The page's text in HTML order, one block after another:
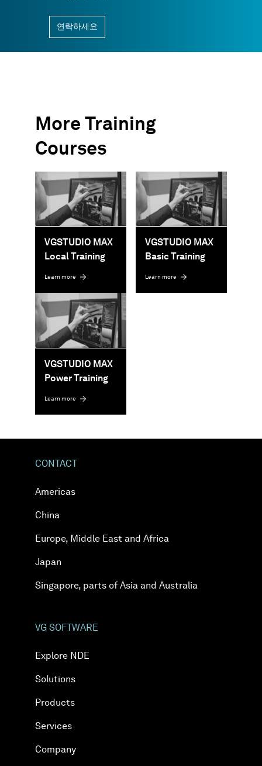
연락하세요
More Training
Courses
VGSTUDIO MAX
Local Training
Learn more
VGSTUDIO MAX
Basic Training
Learn more
VGSTUDIO MAX
Power Training
Learn more
CONTACT
Americas
China
Europe, Middle East and Africa
Japan
Singapore, parts of Asia and Australia
VG SOFTWARE
Explore NDE
Solutions
Products
Services
Company